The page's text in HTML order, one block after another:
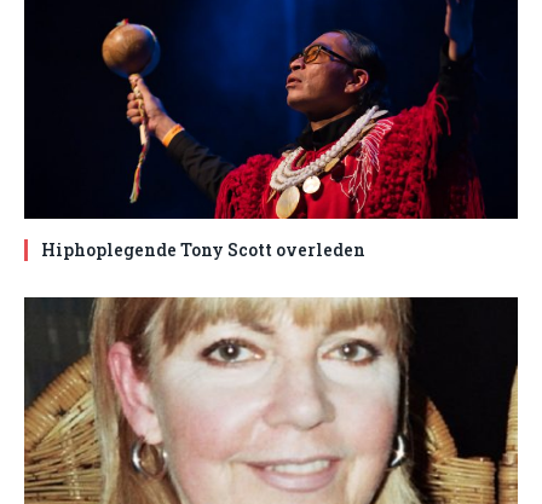
Hiphoplegende Tony Scott overleden